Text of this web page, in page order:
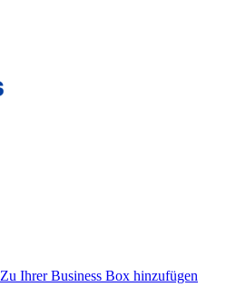
Zu Ihrer Business Box hinzufügen